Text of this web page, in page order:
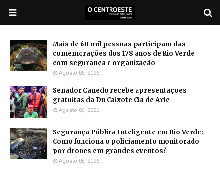
Mais de 60 mil pessoas participam das
comemorações dos 178 anos de Rio Verde
com segurança e organização
Agosto 06, 2026
Senador Canedo recebe apresentações
gratuitas da Du Caixote Cia de Arte
Agosto 06, 2026
Segurança Pública Inteligente em Rio Verde:
Como funciona o policiamento monitorado
por drones em grandes eventos?
Agosto 05, 2026